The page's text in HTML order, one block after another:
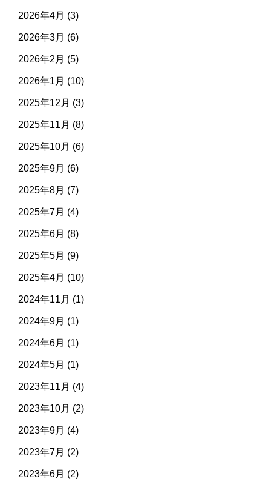
2026年4月 (3)
2026年3月 (6)
2026年2月 (5)
2026年1月 (10)
2025年12月 (3)
2025年11月 (8)
2025年10月 (6)
2025年9月 (6)
2025年8月 (7)
2025年7月 (4)
2025年6月 (8)
2025年5月 (9)
2025年4月 (10)
2024年11月 (1)
2024年9月 (1)
2024年6月 (1)
2024年5月 (1)
2023年11月 (4)
2023年10月 (2)
2023年9月 (4)
2023年7月 (2)
2023年6月 (2)